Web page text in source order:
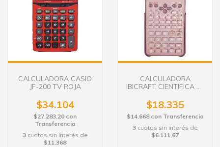
CALCULADORA CASIO
JF-200 TV ROJA
$34.104
$27.283,20 con
Transferencia
3 cuotas sin interés de
$11.368
CALCULADORA
IBICRAFT CIENTIFICA 82
ROSA
$18.335
$14.668 con Transferencia
3 cuotas sin interés de
$6.111,67